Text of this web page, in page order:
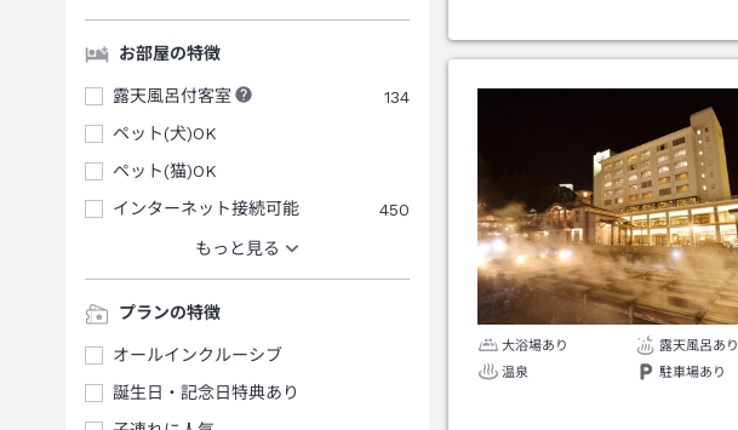
お部屋の特徴
露天風呂付客室
134
ペット(犬)OK
ペット(猫)OK
インターネット接続可能
450
もっと見る
プランの特徴
オールインクルーシブ
誕生日・記念日特典あり
大浴場あり
露天風呂あり
温泉
駐車場あり